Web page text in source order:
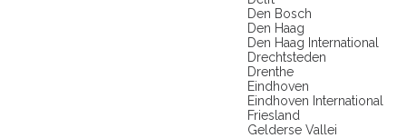
Den Bosch
Den Haag
Den Haag International
Drechtsteden
Drenthe
Eindhoven
Eindhoven International
Friesland
Gelderse Vallei